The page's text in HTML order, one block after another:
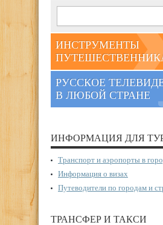
ИНСТРУМЕНТЫ
РУССКОЕ
В ЛЮБОЙ СТРАНЕ
ИНФОРМАЦИЯ ДЛЯ
Транспорт и аэропорты в
Информация о визах
Путеводители по городам и
ТРАНСФЕР И ТАКСИ